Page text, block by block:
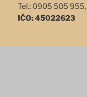
Tel.: 0905 505
IČO: 45022623